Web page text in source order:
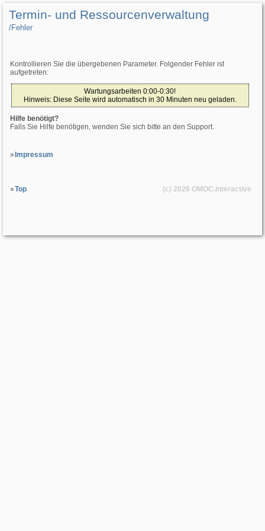
Termin- und Ressourcenverwaltung
/­Fehler
Kontrollieren Sie die übergebenen Parameter. Folgender Fehler ist
aufgetreten:
Wartungsarbeiten 0:00-0:30!
Hinweis: Diese Seite wird automatisch in 30 Minuten neu geladen.
Hilfe benötigt?
Falls Sie Hilfe benötigen, wenden Sie sich bitte an den Support.
Impressum
Top (c) 2026 OMOC.interactive